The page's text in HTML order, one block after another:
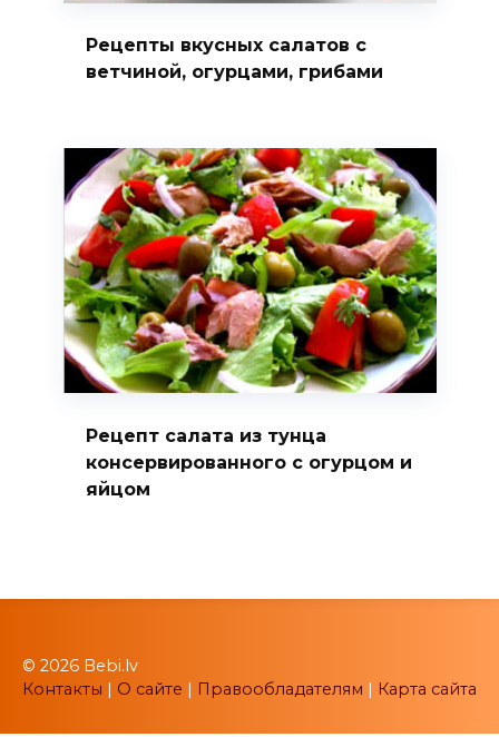
Рецепты вкусных салатов с
ветчиной, огурцами, грибами
Рецепт салата из тунца
консервированного с огурцом и
яйцом
© 2026 Bebi.lv
Контакты | О сайте | Правообладателям | Карта сайта